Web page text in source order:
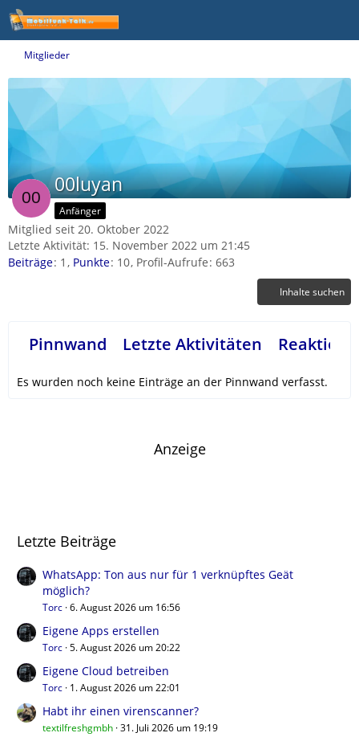
Mitglieder
00luyan
Anfänger
Mitglied seit 20. Oktober 2022
Letzte Aktivität: 15. November 2022 um 21:45
Beiträge 1 Punkte 10 Profil-Aufrufe 663
Inhalte suchen
Pinnwand Letzte Aktivitäten
Es wurden noch keine Einträge an der Pinnwand verfasst.
Anzeige
Letzte Beiträge
WhatsApp: Ton aus nur für 1 verknüpftes Geät
möglich?
Torc 6. August 2026 um 16:56
Eigene Apps erstellen
Torc 5. August 2026 um 20:22
Eigene Cloud betreiben
Torc 1. August 2026 um 22:01
Habt ihr einen virenscanner?
textilfreshgmbh 31. Juli 2026 um 19:19